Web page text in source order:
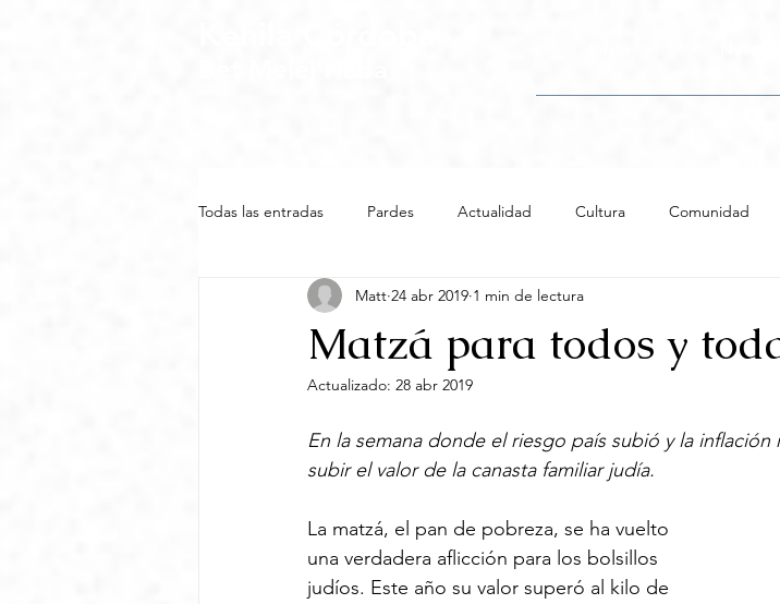
Todas las entradas Pardes Actualidad Cultura Comunidad
Matzá para todos y
Matt 24 abr 2019 1 min de lectura
Actualizado: 28 abr 2019
En la semana donde el riesgo país subió y la
subir el valor de la canasta familiar judía.
La matzá, el pan de pobreza, se ha vuelto
una verdadera aflicción para los bolsillos
judíos. Este año su valor superó al kilo de